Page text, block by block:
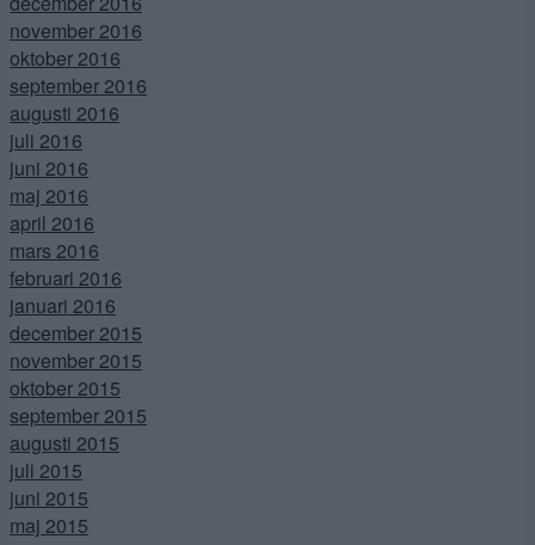
november 2016
oktober 2016
september 2016
augusti 2016
juli 2016
juni 2016
maj 2016
april 2016
mars 2016
februari 2016
januari 2016
december 2015
november 2015
oktober 2015
september 2015
augusti 2015
juli 2015
juni 2015
maj 2015